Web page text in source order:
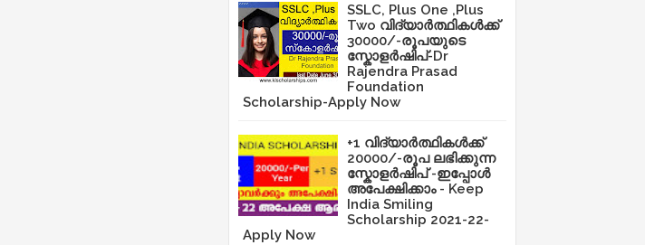
SSLC, Plus One ,Plus
Two വിദ്യാർത്ഥികൾക്ക്
30000/-രൂപയുടെ
സ്കോളർഷിപ്-Dr
Rajendra Prasad
Foundation
Scholarship-Apply Now
+1 വിദ്യാർത്ഥികൾക്ക്
20000/-രൂപ ലഭിക്കുന്ന
സ്കോളർഷിപ് -ഇപ്പോൾ
അപേക്ഷിക്കാം - Keep
India Smiling
Scholarship 2021-22-
Apply Now